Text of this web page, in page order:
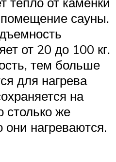
помещение сауны.
от 20 до 100 кг.
тем больше
для нагрева
на
столько же
они нагреваются.